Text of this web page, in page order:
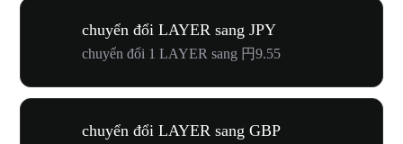
chuyển đổi LAYER sang JPY
chuyển đổi 1 LAYER sang 円9.55
chuyển đổi LAYER sang GBP